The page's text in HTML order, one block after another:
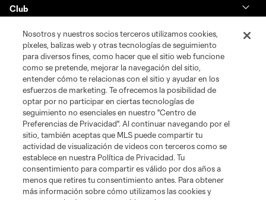
Club
News & Videos
Shop
Matchday
MLS
Nosotros y nuestros socios terceros utilizamos cookies,
píxeles, balizas web y otras tecnologías de seguimiento
para diversos fines, como hacer que el sitio web funcione
como se pretende, mejorar la navegación del sitio,
entender cómo te relacionas con el sitio y ayudar en los
esfuerzos de marketing. Te ofrecemos la posibilidad de
optar por no participar en ciertas tecnologías de
seguimiento no esenciales en nuestro "Centro de
Preferencias de Privacidad". Al continuar navegando por el
sitio, también aceptas que MLS puede compartir tu
actividad de visualización de videos con terceros como se
establece en nuestra Política de Privacidad. Tu
consentimiento para compartir es válido por dos años a
menos que retires tu consentimiento antes. Para obtener
más información sobre cómo utilizamos las cookies y